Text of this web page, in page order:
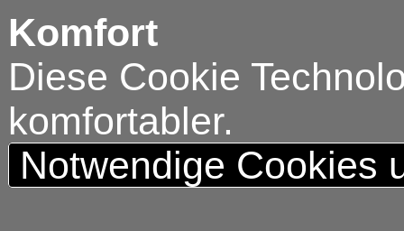
Komfort
Diese Cookie
komfortabler.
Notwendige Cookies